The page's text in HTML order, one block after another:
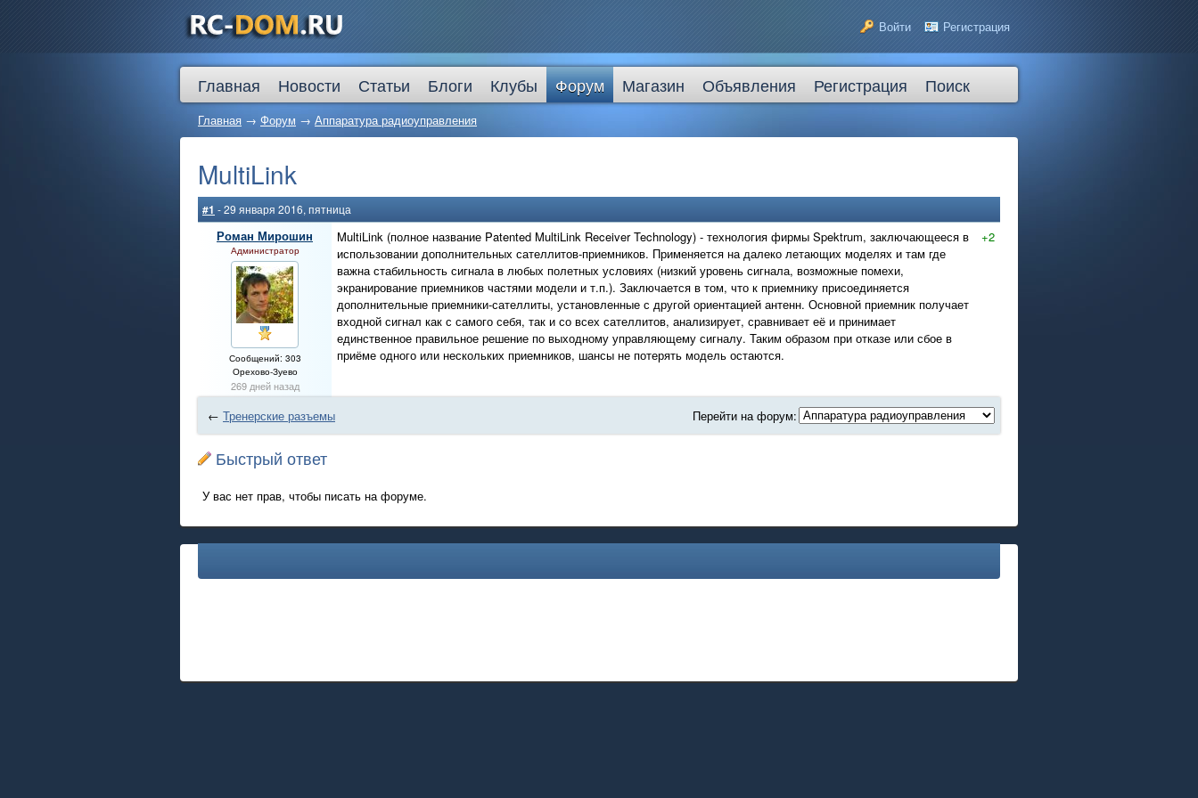
Войти Регистрация
Главная Новости Статьи Блоги Клубы Форум Магазин Объявления Регистрация Поиск
Главная → Форум → Аппаратура радиоуправления
MultiLink
#1 - 29 января 2016, пятница
Роман Мирошин
Администратор
Сообщений: 303
Орехово-Зуево
269 дней назад
+2
MultiLink (полное название Patented MultiLink Receiver Technology) - технология фирмы Spektrum, заключающееся в
использовании дополнительных сателлитов-приемников. Применяется на далеко летающих моделях и там где
важна стабильность сигнала в любых полетных условиях (низкий уровень сигнала, возможные помехи,
экранирование приемников частями модели и т.п.). Заключается в том, что к приемнику присоединяется
дополнительные приемники-сателлиты, установленные с другой ориентацией антенн. Основной приемник получает
входной сигнал как с самого себя, так и со всех сателлитов, анализирует, сравнивает её и принимает
единственное правильное решение по выходному управляющему сигналу. Таким образом при отказе или сбое в
приёме одного или нескольких приемников, шансы не потерять модель остаются.
← Тренерские разъемы Перейти на форум:
Быстрый ответ
У вас нет прав, чтобы писать на форуме.